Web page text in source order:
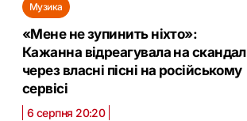
Музика
«Мене не зупинить ніхто»:
Кажанна відреагувала на скандал
через власні пісні на російському
сервісі
6 серпня 20:20